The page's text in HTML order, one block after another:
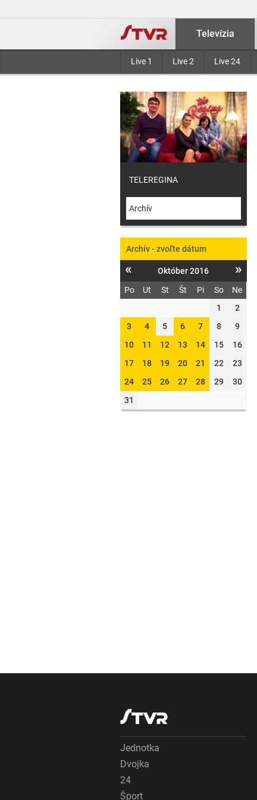
Televízia
Live 1 Live 2 Live 24
TELEREGINA
Archív
Archív - zvoľte dátum
« Október 2016 »
Po Ut St Št Pi So
Ne
1
2
3
4 5 6 7 8
9
10
11 12 13 14 15
16
17
18 19 20 21 22
23
24
25 26 27 28 29
30
31
Takáč podpísali
Jednotka
Dvojka
24
Šport